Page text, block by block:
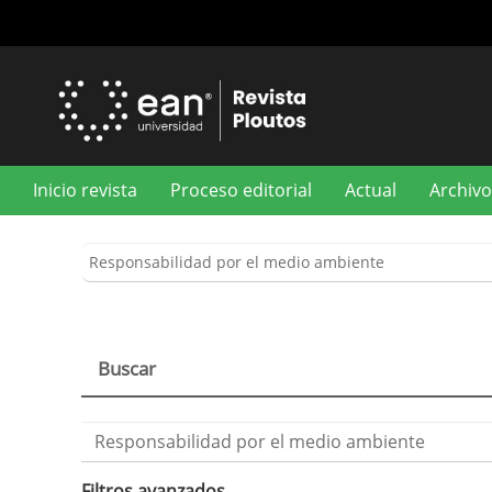
principal
Inicio revista Proceso editorial Actual
Buscar
Buscar
artículos
por